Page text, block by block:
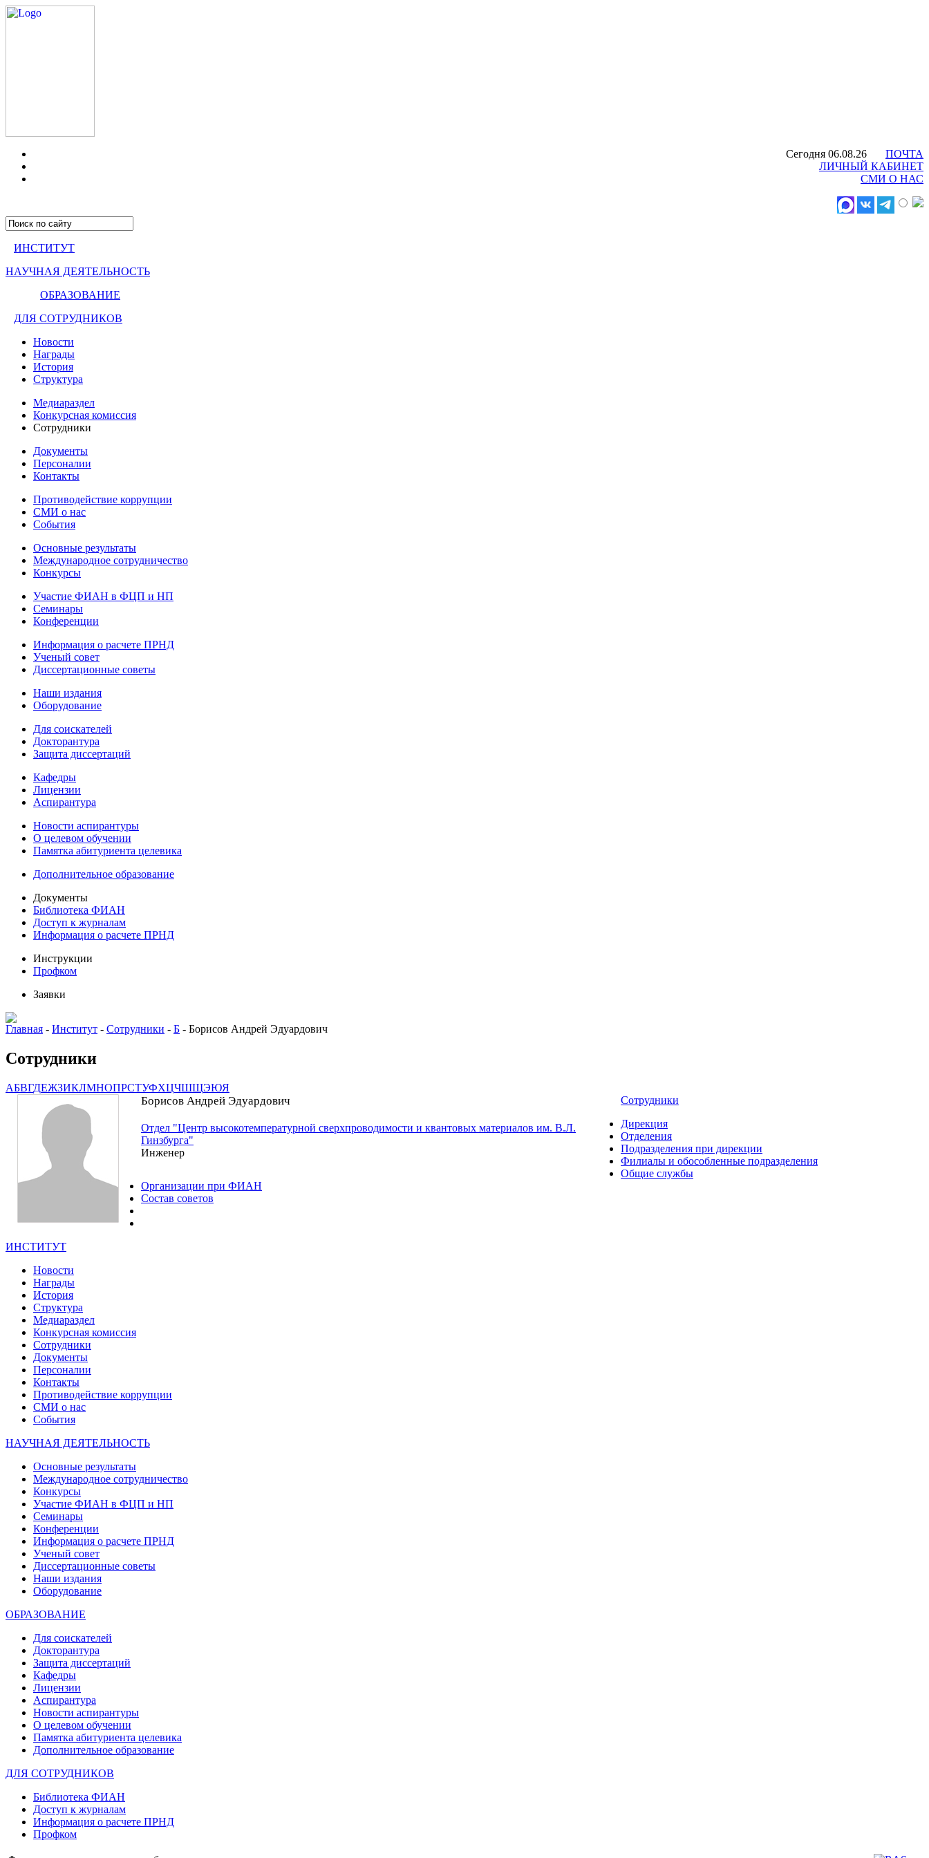
Сегодня 06.08.26
ПОЧТА
ЛИЧНЫЙ КАБИНЕТ
СМИ О НАС
ИНСТИТУТ
НАУЧНАЯ ДЕЯТЕЛЬНОСТЬ
ОБРАЗОВАНИЕ
ДЛЯ СОТРУДНИКОВ
Новости
Награды
История
Структура
Медиараздел
Конкурсная комиссия
Сотрудники
Документы
Персоналии
Контакты
Противодействие коррупции
СМИ о нас
События
Основные результаты
Международное сотрудничество
Конкурсы
Участие ФИАН в ФЦП и НП
Семинары
Конференции
Информация о расчете ПРНД
Ученый совет
Диссертационные советы
Наши издания
Оборудование
Для соискателей
Докторантура
Защита диссертаций
Кафедры
Лицензии
Аспирантура
Новости аспирантуры
О целевом обучении
Памятка абитуриента целевика
Дополнительное образование
Документы
Библиотека ФИАН
Доступ к журналам
Информация о расчете ПРНД
Инструкции
Профком
Заявки
Главная - Институт - Сотрудники - Б - Борисов Андрей Эдуардович
Сотрудники
АБВГДЕЖЗИКЛМНОПРСТУФХЦЧШЩЭЮЯ
Борисов Андрей Эдуардович
Отдел "Центр высокотемпературной сверхпроводимости и квантовых материалов им. В.Л.
Гинзбурга"
Инженер
Сотрудники
Дирекция
Отделения
Подразделения при дирекции
Филиалы и обособленные подразделения
Общие службы
Организации при ФИАН
Состав советов
ИНСТИТУТ
Новости
Награды
История
Структура
Медиараздел
Конкурсная комиссия
Сотрудники
Документы
Персоналии
Контакты
Противодействие коррупции
СМИ о нас
События
НАУЧНАЯ ДЕЯТЕЛЬНОСТЬ
Основные результаты
Международное сотрудничество
Конкурсы
Участие ФИАН в ФЦП и НП
Семинары
Конференции
Информация о расчете ПРНД
Ученый совет
Диссертационные советы
Наши издания
Оборудование
ОБРАЗОВАНИЕ
Для соискателей
Докторантура
Защита диссертаций
Кафедры
Лицензии
Аспирантура
Новости аспирантуры
О целевом обучении
Памятка абитуриента целевика
Дополнительное образование
ДЛЯ СОТРУДНИКОВ
Библиотека ФИАН
Доступ к журналам
Информация о расчете ПРНД
Профком